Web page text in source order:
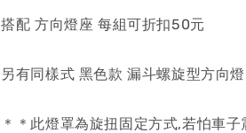
搭配 方向燈座 每組可折扣50元
另有同樣式 黑色款 漏斗螺旋型方向燈
＊＊此燈罩為旋扭固定方式,若怕車